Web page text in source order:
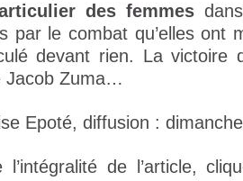
des femmesdans
par le combat qu’elles ont
devant rien. La victoire
Jacob Zuma…
Epoté, diffusion :
l’intégralité de l’article,